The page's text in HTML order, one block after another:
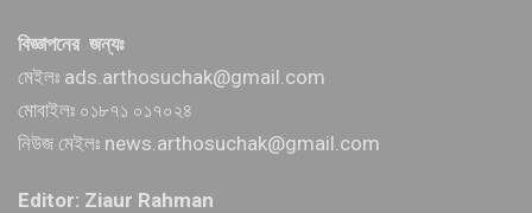
বিজ্ঞাপনের জন্যঃ
মেইলঃ ads.arthosuchak@gmail.com
মোবাইলঃ ০১৮৭১ ০১৭০২৪
নিউজ মেইলঃ news.arthosuchak@gmail.com
Editor: Ziaur Rahman